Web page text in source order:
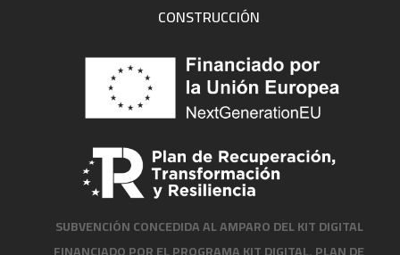
CONSTRUCCIÓN
SUBVENCIÓN CONCEDIDA AL AMPARO DEL KIT DIGITAL